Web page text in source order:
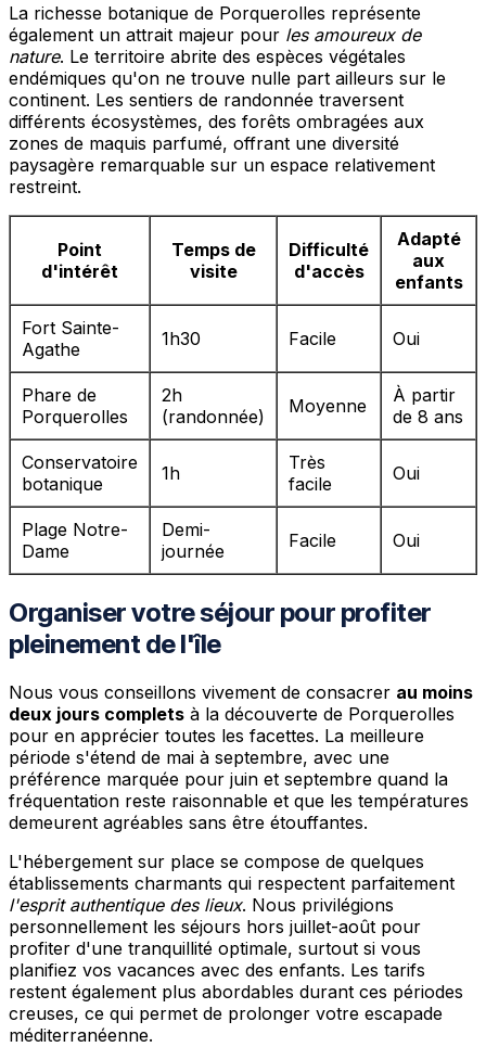
La richesse botanique de Porquerolles représente
également un attrait majeur pour les amoureux de
nature. Le territoire abrite des espèces végétales
endémiques qu'on ne trouve nulle part ailleurs sur le
continent. Les sentiers de randonnée traversent
différents écosystèmes, des forêts ombragées aux
zones de maquis parfumé, offrant une diversité
paysagère remarquable sur un espace relativement
restreint.
Point
d'intérêt
Temps de
visite
Difficulté
d'accès
Adapté
aux
enfants
Fort Sainte-
Agathe
1h30 Facile Oui
Phare de
Porquerolles
2h
(randonnée)
Moyenne
À partir
de 8 ans
Conservatoire
botanique
1h
Très
facile
Oui
Plage Notre-
Dame
Demi-
journée
Facile Oui
Organiser votre séjour pour profiter
pleinement de l'île
Nous vous conseillons vivement de consacrer au moins
deux jours complets à la découverte de Porquerolles
pour en apprécier toutes les facettes. La meilleure
période s'étend de mai à septembre, avec une
préférence marquée pour juin et septembre quand la
fréquentation reste raisonnable et que les températures
demeurent agréables sans être étouffantes.
L'hébergement sur place se compose de quelques
établissements charmants qui respectent parfaitement
l'esprit authentique des lieux. Nous privilégions
personnellement les séjours hors juillet-août pour
profiter d'une tranquillité optimale, surtout si vous
planifiez vos vacances avec des enfants. Les tarifs
restent également plus abordables durant ces périodes
creuses, ce qui permet de prolonger votre escapade
méditerranéenne.